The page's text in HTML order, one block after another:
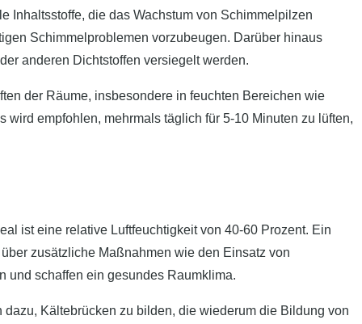
Inhaltsstoffe, die das Wachstum von Schimmelpilzen
Schimmelproblemen vorzubeugen. Darüber hinaus
anderen Dichtstoffen versiegelt werden.
der Räume, insbesondere in feuchten Bereichen wie
empfohlen, mehrmals täglich für 5-10 Minuten zu lüften,
ist eine relative Luftfeuchtigkeit von 40-60 Prozent. Ein
zusätzliche Maßnahmen wie den Einsatz von
und schaffen ein gesundes Raumklima.
Kältebrücken zu bilden, die wiederum die Bildung von